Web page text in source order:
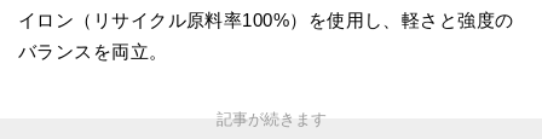
イロン（リサイクル原料率100%）を使用し、軽さと強度の
バランスを両立。